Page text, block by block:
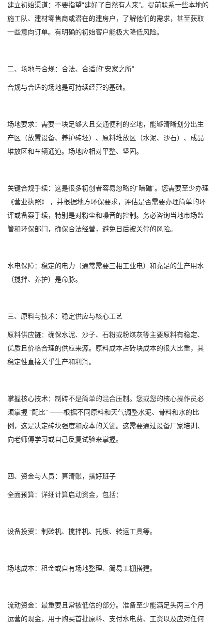
建立初始渠道：不要指望“建好了自然有人来”。提前联系一些本地的
施工队、建材零售商或潜在的建房户，了解他们的需求，甚至获取
一些意向订单。有明确的初始客户能极大降低风险。
二、场地与合规：合法、合适的“安家之所”
合规与合适的场地是可持续经营的基础。
场地要求：需要一块足够大且交通便利的空地，能够清晰划分出生
产区（放置设备、养护砖坯）、原料堆放区（水泥、沙石）、成品
堆放区和车辆通道。场地应相对平整、坚固。
关键合规手续：这是很多初创者容易忽略的“暗礁”。您需要至少办理
《营业执照》 ，并根据地方环保要求，评估是否需要办理简单的环
评或备案手续，特别是对粉尘和噪音的控制。务必咨询当地市场监
管和环保部门，确保合法经营，避免日后被关停的风险。
水电保障：稳定的电力（通常需要三相工业电）和充足的生产用水
（搅拌、养护）是命脉。
三、原料与技术：稳定供应与核心工艺
原料供应链：确保水泥、沙子、石粉或粉煤灰等主要原料有稳定、
优质且价格合理的供应来源。原料成本占砖块成本的很大比重，其
稳定性直接关乎生产和利润。
掌握核心技术：制砖不是简单的混合压制。您或您的核心操作员必
须掌握 “配比” ——根据不同原料和天气调整水泥、骨料和水的比
例，这是决定砖块强度和成本的关键。这需要通过设备厂家培训、
向老师傅学习或自己反复试验来掌握。
四、资金与人员：算清账，搭好班子
全面预算：详细计算启动资金，包括：
设备投资：制砖机、搅拌机、托板、转运工具等。
场地成本：租金或自有场地整理、简易工棚搭建。
流动资金：最重要且常被低估的部分。准备至少能满足头两三个月
运营的现金，用于购买首批原料、支付水电费、工资以及应对任何